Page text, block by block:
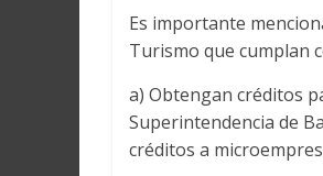
Es importante
Turismo que cumplan
a) Obtengan créditos
Superintendencia de
créditos a